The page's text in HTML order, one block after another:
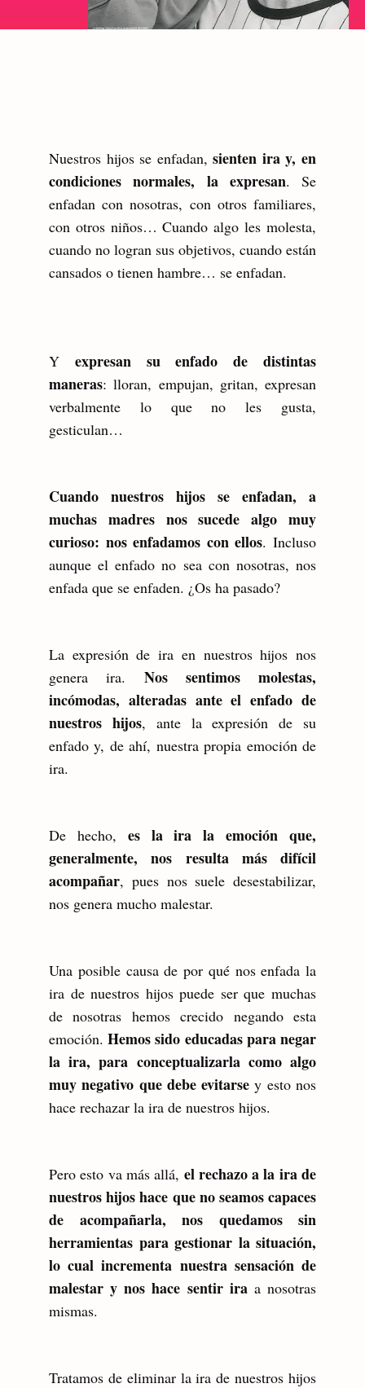
Nuestros hijos se enfadan,sienten ira y, en
condiciones normales, la expresan. Se
enfadan con nosotras, con otros familiares,
con otros niños… Cuando algo les molesta,
cuando no logran sus objetivos, cuando están
cansados o tienen hambre… se enfadan.
Y expresan su enfado de distintas
maneras: lloran, empujan, gritan, expresan
verbalmente lo que no les gusta,
gesticulan…
Cuando nuestros hijos se enfadan, a
muchas madres nos sucede algo muy
curioso: nos enfadamos con ellos. Incluso
aunque el enfado no sea con nosotras, nos
enfada que se enfaden. ¿Os ha pasado?
La expresión de ira en nuestros hijos nos
genera ira. Nos sentimos molestas,
incómodas, alteradas ante el enfado de
nuestros hijos, ante la expresión de su
enfado y, de ahí, nuestra propia emoción de
ira.
De hecho, es la ira la emoción que,
generalmente, nos resulta más difícil
acompañar, pues nos suele desestabilizar,
nos genera mucho malestar.
Una posible causa de por qué nos enfada la
ira de nuestros hijos puede ser que muchas
de nosotras hemos crecido negando esta
emoción.Hemos sido educadas para negar
la ira, para conceptualizarla como algo
muy negativo que debe evitarse y esto nos
hace rechazar la ira de nuestros hijos.
Pero esto va más allá, el rechazo a la ira de
nuestros hijos hace que no seamos capaces
de acompañarla, nos quedamos sin
herramientas para gestionar la situación,
lo cual incrementa nuestra sensación de
malestar y nos hace sentir iraa nosotras
mismas.
Tratamos de eliminar la ira de nuestros hijos